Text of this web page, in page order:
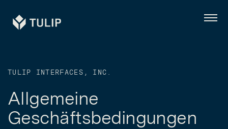
Tulip Menü
TULIP INTERFACES, INC.
Allgemeine
Geschäftsbedingungen